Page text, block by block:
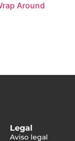
Around
Legal
Aviso legal